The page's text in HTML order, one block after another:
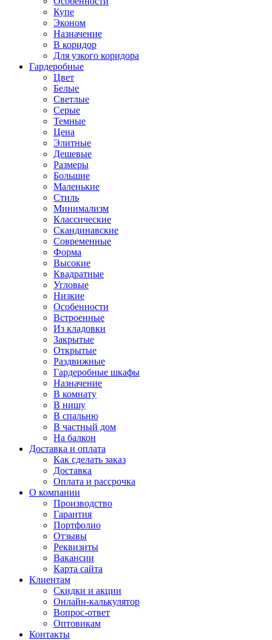
Купе
Эконом
Назначение
В коридор
Для узкого коридора
Гардеробные
Цвет
Белые
Светлые
Серые
Темные
Цена
Элитные
Дешевые
Размеры
Большие
Маленькие
Стиль
Минимализм
Классические
Скандинавские
Современные
Форма
Высокие
Квадратные
Угловые
Низкие
Особенности
Встроенные
Из кладовки
Закрытые
Открытые
Раздвижные
Гардеробные шкафы
Назначение
В комнату
В нишу
В спальню
В частный дом
На балкон
Доставка и оплата
Как сделать заказ
Доставка
Оплата и рассрочка
О компании
Производство
Гарантия
Портфолио
Отзывы
Реквизиты
Вакансии
Карта сайта
Клиентам
Скидки и акции
Онлайн-калькулятор
Вопрос-ответ
Оптовикам
Контакты